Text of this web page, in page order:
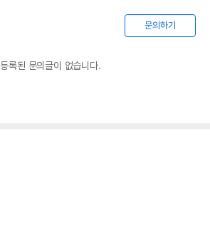
문의하기
등록된 문의글이 없습니다.